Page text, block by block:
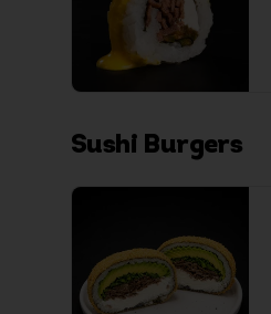
Sushi Burgers